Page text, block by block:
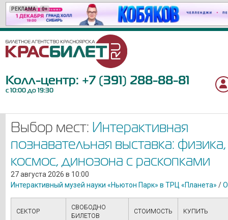
РЕКЛАМА 0+
РЕКЛАМА 16+
РЕКЛАМА 12+
РЕКЛАМА 6+
РЕКЛАМА 6+
РЕКЛАМА 6+
РЕКЛАМА 6+
РЕКЛАМА 6+
РЕКЛАМА 12+
РЕКЛАМА 18+
РЕКЛАМА 6+
РЕКЛАМА 12+
РЕКЛАМА 12+
РЕКЛАМА 12+
РЕКЛАМА 18+
РЕКЛАМА 12+
РЕКЛАМА 12+
РЕКЛАМА 16+
РЕКЛАМА 12+
РЕКЛАМА 12+
Колл-центр: +7 (391) 288-88-81
с 10:00 до 19:30
Выбор мест: Интерактивная
познавательная выставка: физика,
космос, динозона с раскопками
27 августа 2026 в 10:00
Интерактивный музей науки «Ньютон Парк» в ТРЦ «Планета» /
СЕКТОР
СВОБОДНО
БИЛЕТОВ
СТОИМОСТЬ КУПИТЬ